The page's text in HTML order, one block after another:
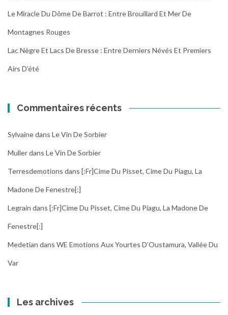
Le Miracle Du Dôme De Barrot : Entre Brouillard Et Mer De
Montagnes Rouges
Lac Nègre Et Lacs De Bresse : Entre Derniers Névés Et Premiers
Airs D’été
Commentaires récents
Sylvainedans Le Vin De Sorbier
Mullerdans Le Vin De Sorbier
Terresdemotions dans [:fr]Cime Du Pisset, Cime Du Piagu, La
Madone De Fenestre[:]
Legrain dans [:fr]Cime Du Pisset, Cime Du Piagu, La Madone De
Fenestre[:]
Medetian dans WE Emotions Aux Yourtes D’Oustamura, Vallée Du
Var
Les archives